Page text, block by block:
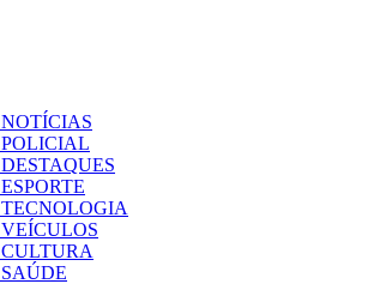
NOTÍCIAS
POLICIAL
DESTAQUES
ESPORTE
TECNOLOGIA
VEÍCULOS
CULTURA
SAÚDE